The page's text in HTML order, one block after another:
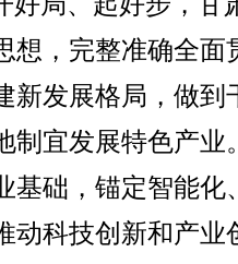
想，完整准确全面
新发展格局，做到
制宜发展特色产业
基础，锚定智能化
动科技创新和产业